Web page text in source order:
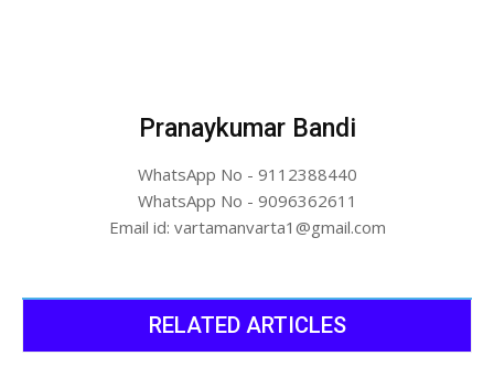
Pranaykumar Bandi
WhatsApp No - 9112388440
WhatsApp No - 9096362611
Email id: vartamanvarta1@gmail.com
RELATED ARTICLES